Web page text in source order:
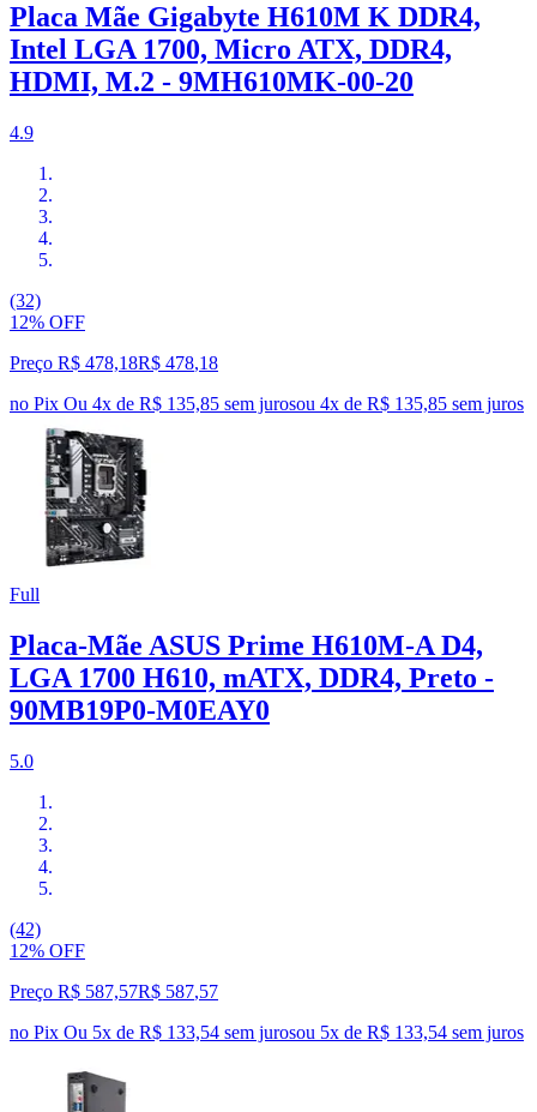
Placa Mãe Gigabyte H610M K DDR4,
Intel LGA 1700, Micro ATX, DDR4,
HDMI, M.2 - 9MH610MK-00-20
4.9
(32)
12% OFF
Preço R$ 478,18R$ 478,18
no Pix Ou 4x de R$ 135,85 sem jurosou 4x de R$ 135,85 sem juros
Full
Placa-Mãe ASUS Prime H610M-A D4,
LGA 1700 H610, mATX, DDR4, Preto -
90MB19P0-M0EAY0
5.0
(42)
12% OFF
Preço R$ 587,57R$ 587,57
no Pix Ou 5x de R$ 133,54 sem jurosou 5x de R$ 133,54 sem juros